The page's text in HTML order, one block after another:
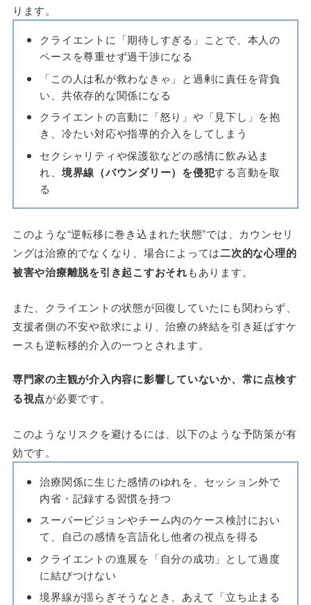
ります。
クライエントに「期待しすぎる」ことで、本人の
ペースを尊重せず過干渉になる
「この人は私が救わなきゃ」と過剰に責任を背負
い、共依存的な関係になる
クライエントの言動に「怒り」や「見下し」を抱
き、冷たい対応や指導的介入をしてしまう
セクシャリティや保護欲などの感情に飲み込ま
れ、 境界線（バウンダリー）を侵犯する言動を取
る
このような“逆転移に巻き込まれた状態”では、カウンセリ
ングは治療的でなくなり、場合によっては二次的な心理的
被害や治療離脱を引き起こすおそれもあります。
また、クライエントの状態が回復していたにも関わらず、
支援者側の不安や欲求により、治療の終結を引き延ばすケ
ースも逆転移的介入の一つとされます。
専門家の主観が介入内容に影響していないか、常に点検す
る視点が必要です。
このようなリスクを避けるには、以下のような予防策が有
効です。
治療関係に生じた感情のゆれを、セッション外で
内省・記録する習慣を持つ
スーパービジョンやチーム内のケース検討におい
て、自己の感情を言語化し他者の視点を得る
クライエントの進展を「自分の成功」として過度
に結びつけない
境界線が揺らぎそうなとき、あえて「立ち止まる